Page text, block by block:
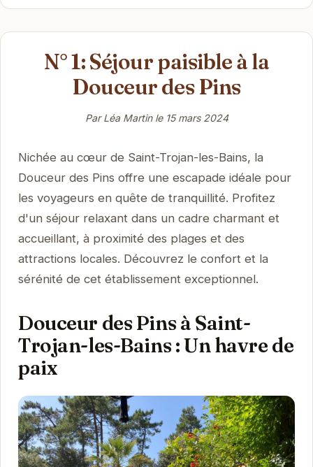
N° 1: Séjour paisible à la
Douceur des Pins
Par Léa Martin le 15 mars 2024
Nichée au cœur de Saint-Trojan-les-Bains, la
Douceur des Pins offre une escapade idéale pour
les voyageurs en quête de tranquillité. Profitez
d'un séjour relaxant dans un cadre charmant et
accueillant, à proximité des plages et des
attractions locales. Découvrez le confort et la
sérénité de cet établissement exceptionnel.
Douceur des Pins à Saint-
Trojan-les-Bains : Un havre de
paix